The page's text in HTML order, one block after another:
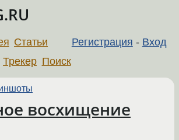
Регистрация - Вход
Статьи
Трекер Поиск
восхищение